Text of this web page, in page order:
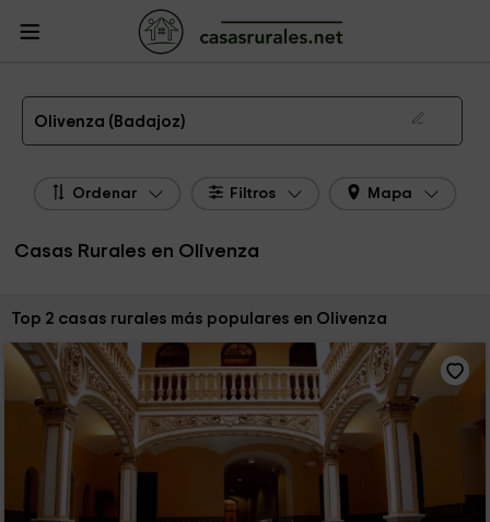
Casas Rurales
Rurales Badajoz
Casas Rurales Olivenza
Las 2 mejores casas rurales en Olivenza de 2026
Olivenza (Badajoz)
Ordenar Filtros Mapa
Casas Rurales en Olivenza
Ordenar por:
Top 2 casas rurales más populares en Olivenza